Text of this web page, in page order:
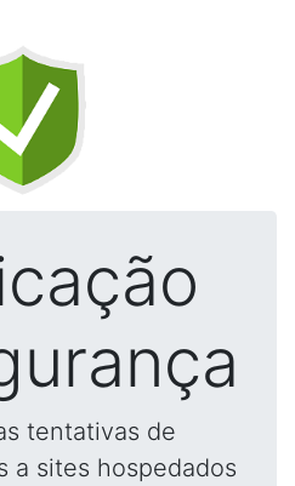
tentativas de
a sites hospedados